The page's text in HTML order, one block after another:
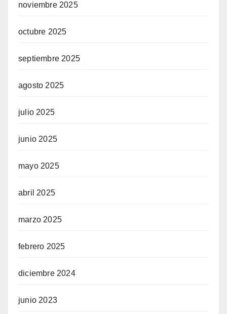
noviembre 2025
octubre 2025
septiembre 2025
agosto 2025
julio 2025
junio 2025
mayo 2025
abril 2025
marzo 2025
febrero 2025
diciembre 2024
junio 2023